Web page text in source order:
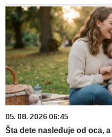
05. 08. 2026 06:45
Šta dete nasleđuje od oca,